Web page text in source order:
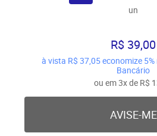
un
R$ 39,00
à vista R$ 37,05economize 5%
Bancário
ou em3xde R$
AVISE-ME